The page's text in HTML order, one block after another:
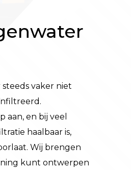
vaker niet
en bij veel
haalbaar is,
Wij brengen
kunt ontwerpen